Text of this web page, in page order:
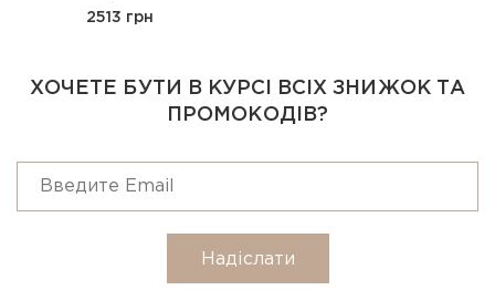
2513 грн
ХОЧЕТЕ БУТИ В КУРСІ ВСІХ ЗНИЖОК ТА
ПРОМОКОДІВ?
Надіслати